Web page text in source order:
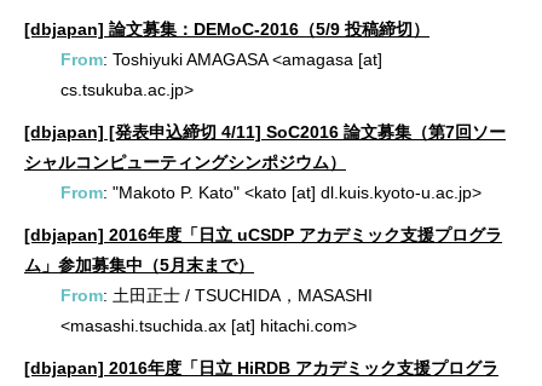
[dbjapan] 論文募集：DEMoC-2016（5/9 投稿締切）
From: Toshiyuki AMAGASA <amagasa [at]
cs.tsukuba.ac.jp>
[dbjapan] [発表申込締切 4/11] SoC2016 論文募集（第7回ソー
シャルコンピューティングシンポジウム）
From: "Makoto P. Kato" <kato [at] dl.kuis.kyoto-u.ac.jp>
[dbjapan] 2016年度「日立 uCSDP アカデミック支援プログラ
ム」参加募集中（5月末まで）
From: 土田正士 / TSUCHIDA，MASASHI
<masashi.tsuchida.ax [at] hitachi.com>
[dbjapan] 2016年度「日立 HiRDB アカデミック支援プログラ